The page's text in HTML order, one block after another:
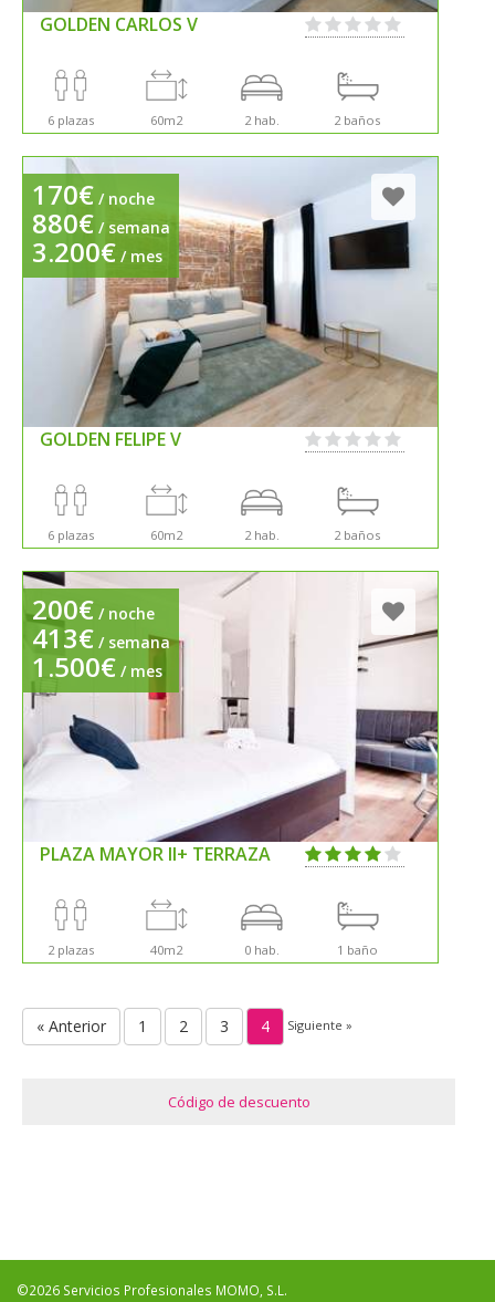
GOLDEN CARLOS V
6 plazas 60m2 2 hab. 2 baños
170€ / noche
880€ / semana
3.200€ / mes
GOLDEN FELIPE V
6 plazas 60m2 2 hab. 2 baños
200€ / noche
413€ / semana
1.500€ / mes
PLAZA MAYOR II+ TERRAZA
2 plazas 40m2 0 hab. 1 baño
« Anterior 1 2 3 4 Siguiente »
Código de descuento
©2026 Servicios Profesionales MOMO, S.L.